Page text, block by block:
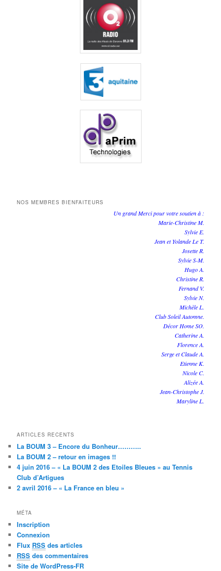
NOS MEMBRES BIENFAITEURS
Un grand Merci pour votre soutien à :
Marie-Christine M.
Sylvie E.
Jean et Yolande Le T.
Josette R.
Sylvie S-M.
Hugo A.
Christine R.
Fernand V.
Sylvie N.
Michèle L.
Club Soleil Automne.
Décor Home SO.
Catherine A.
Florence A.
Serge et Claude A.
Etienne K.
Nicole C.
Alizée A.
Jean-Christophe J.
Maryline L.
ARTICLES RECENTS
La BOUM 3 – Encore du Bonheur………..
La BOUM 2 – retour en images !!
4 juin 2016 – « La BOUM 2 des Etoiles Bleues » au Tennis
Club d’Artigues
2 avril 2016 – « La France en bleu »
MÉTA
Inscription
Connexion
Flux RSS des articles
RSS des commentaires
Site de WordPress-FR